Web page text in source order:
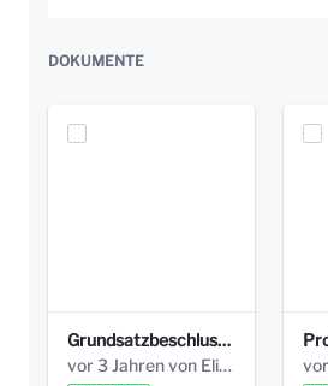
DOKUMENTE
Grundsatzbeschluss Bismarckplatz_440_2021.pdf
vor 3 Jahren von Elisa Söll